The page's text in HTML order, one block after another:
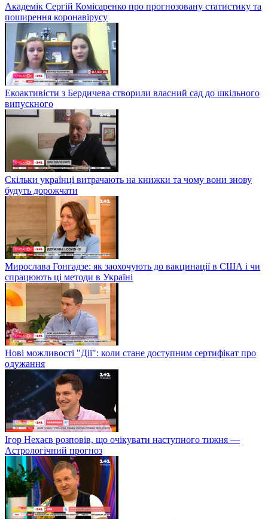
Академік Сергій Комісаренко про прогнозовану статистику та
поширення коронавірусу
Екоактивісти з Бердичева створили власний сад до шкільного
випускного
Скільки українці витрачають на книжки та чому вони знову
будуть дорожчати
Мирослава Гонгадзе: як заохочують до вакцинації в США і чи
спрацюють ці методи в Україні
Нові можливості "Дії": коли стане доступним сертифікат про
одужання
Ігор Нехаєв розповів, що очікувати наступного тижня —
Астрологічний прогноз